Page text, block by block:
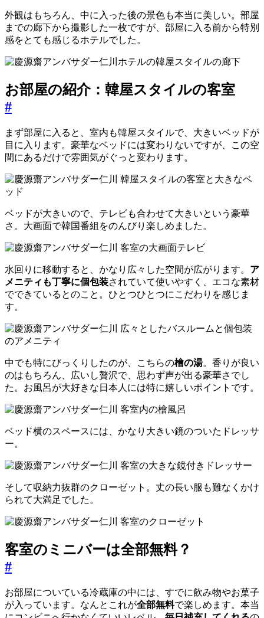
外観はもちろん、中に入った後の景色も本当に美しい。部屋
までの廊下から撮影した一枚ですが、部屋に入る前から特別
感をとても感じるホテルでした。
お部屋の紹介：韓屋スタイルの客室
#
まず部屋に入ると、室内も韓屋スタイルで、大きいベッドが
目に入ります。豪華なベッドには変わりないですが、この空
間にあるだけで雰囲気がぐっと変わります。
ベッドが大きいので、テレビも合わせて大きいという豪華
さ。大画面で韓国番組をのんびり楽しめました。
水回りに移動すると、かなり広々した空間が広がります。 ア
メニティも丁寧に個包装されていて使いやすく、エコな素材
でできているとのこと。ひとつひとつにこだわりを感じま
す。
中でも特にびっくりしたのが、こちらの檜の湯。香りが良い
のはもちろん、広いし贅沢で、思わず声が出る豪華さでし
た。お風呂が大好きな日本人には特に嬉しいポイントです。
ベッド横のスペースには、かなり大きい鏡のついたドレッサ
ー。
そして収納力抜群のクローゼット。丈の長い服も難なくかけ
られて大満足でした。
客室のミニバーは全部無料？
#
お部屋についている冷蔵庫の中には、すでに飲み物やお菓子
が入っています。なんとこれが全部無料で楽しめます。本当